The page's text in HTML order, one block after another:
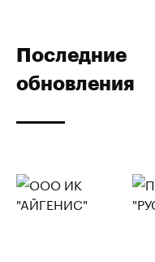
Последние
обновления